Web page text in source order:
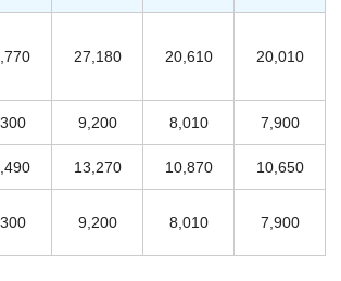
27,180 20,610 20,010
9,200 8,010 7,900
13,270 10,870 10,650
9,200 8,010 7,900